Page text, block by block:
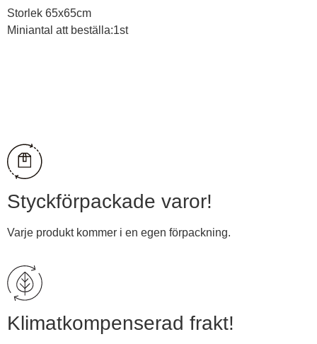
Storlek 65x65cm
Miniantal att beställa:1st
Styckförpackade varor!
Varje produkt kommer i en egen förpackning.
Klimatkompenserad frakt!